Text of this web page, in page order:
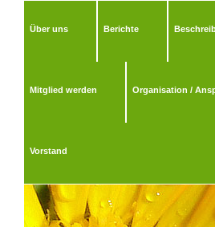
Über uns Berichte
Mitglied werden Organisation /
Vorstand